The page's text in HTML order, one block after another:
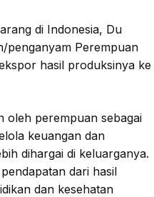
di Indonesia, Du
penganyam Perempuan
hasil produksinya ke
oleh perempuan sebagai
keuangan dan
dihargai di keluarganya.
dari hasil
dan kesehatan